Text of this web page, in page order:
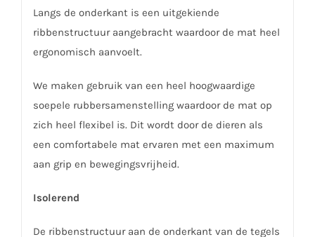
Langs de onderkant is een uitgekiende
ribbenstructuur aangebracht waardoor de mat heel
ergonomisch aanvoelt.
We maken gebruik van een heel hoogwaardige
soepele rubbersamenstelling waardoor de mat op
zich heel flexibel is. Dit wordt door de dieren als
een comfortabele mat ervaren met een maximum
aan grip en bewegingsvrijheid.
Isolerend
De ribbenstructuur aan de onderkant van de tegels